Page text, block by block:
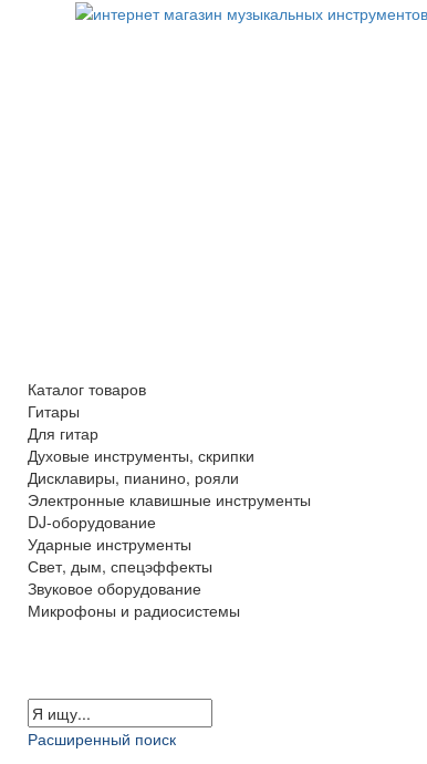
Каталог товаров
Гитары
Для гитар
Духовые инструменты, скрипки
Дисклавиры, пианино, рояли
Электронные клавишные инструменты
DJ-оборудование
Ударные инструменты
Свет, дым, спецэффекты
Звуковое оборудование
Микрофоны и радиосистемы
Расширенный поиск